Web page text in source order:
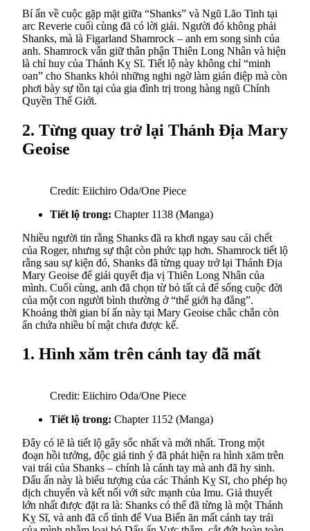
Bí ẩn về cuộc gặp mặt giữa “Shanks” và Ngũ Lão Tinh tại
arc Reverie cuối cùng đã có lời giải. Người đó không phải
Shanks, mà là Figarland Shamrock – anh em song sinh của
anh. Shamrock vẫn giữ thân phận Thiên Long Nhân và hiện
là chỉ huy của Thánh Kỵ Sĩ. Tiết lộ này không chỉ “minh
oan” cho Shanks khỏi những nghi ngờ làm gián điệp mà còn
phơi bày sự tồn tại của gia đình trị trong hàng ngũ Chính
Quyền Thế Giới.
2. Từng quay trở lại Thánh Địa Mary
Geoise
Credit: Eiichiro Oda/One Piece
Tiết lộ trong: Chapter 1138 (Manga)
Nhiều người tin rằng Shanks đã ra khơi ngay sau cái chết
của Roger, nhưng sự thật còn phức tạp hơn. Shamrock tiết lộ
rằng sau sự kiện đó, Shanks đã từng quay trở lại Thánh Địa
Mary Geoise để giải quyết địa vị Thiên Long Nhân của
mình. Cuối cùng, anh đã chọn từ bỏ tất cả để sống cuộc đời
của một con người bình thường ở “thế giới hạ đẳng”.
Khoảng thời gian bí ẩn này tại Mary Geoise chắc chắn còn
ẩn chứa nhiều bí mật chưa được kể.
1. Hình xăm trên cánh tay đã mất
Credit: Eiichiro Oda/One Piece
Tiết lộ trong: Chapter 1152 (Manga)
Đây có lẽ là tiết lộ gây sốc nhất và mới nhất. Trong một
đoạn hồi tưởng, độc giả tinh ý đã phát hiện ra hình xăm trên
vai trái của Shanks – chính là cánh tay mà anh đã hy sinh.
Dấu ấn này là biểu tượng của các Thánh Kỵ Sĩ, cho phép họ
dịch chuyển và kết nối với sức mạnh của Imu. Giả thuyết
lớn nhất được đặt ra là: Shanks có thể đã từng là một Thánh
Kỵ Sĩ, và anh đã cố tình để Vua Biển ăn mất cánh tay trái